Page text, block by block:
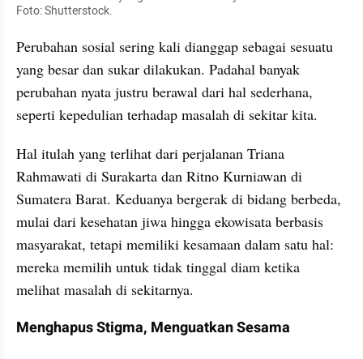
Foto: Shutterstock.
Perubahan sosial sering kali dianggap sebagai sesuatu
yang besar dan sukar dilakukan. Padahal banyak
perubahan nyata justru berawal dari hal sederhana,
seperti kepedulian terhadap masalah di sekitar kita.
Hal itulah yang terlihat dari perjalanan Triana
Rahmawati di Surakarta dan Ritno Kurniawan di
Sumatera Barat. Keduanya bergerak di bidang berbeda,
mulai dari kesehatan jiwa hingga ekowisata berbasis
masyarakat, tetapi memiliki kesamaan dalam satu hal:
mereka memilih untuk tidak tinggal diam ketika
melihat masalah di sekitarnya.
Menghapus Stigma, Menguatkan Sesama